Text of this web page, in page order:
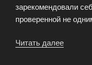
зарекомендовали
проверенной не
Читать далее